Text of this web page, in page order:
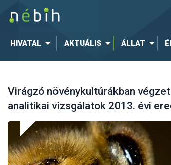
HIVATAL AKTUÁLIS ÁLLAT
Virágzó növénykultúrákban
analitikai vizsgálatok 2013. évi